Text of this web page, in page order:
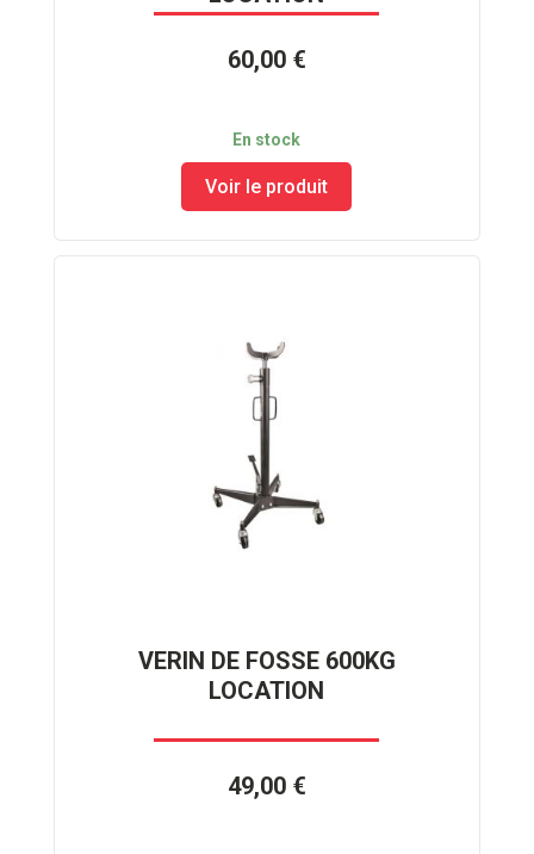
60,00 €
En stock
Voir le produit
VERIN DE FOSSE 600KG
LOCATION
49,00 €